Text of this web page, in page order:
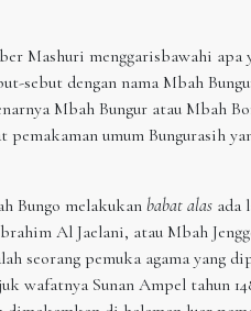
Mashuri menggarisbawahi
sebut dengan nama Mbah
Mbah Bungur atau Mbah
umum Bungurasih
Bungo melakukan babat alas ada
Al Jaelani, atau Mbah
seorang pemuka agama yang
wafatnya Sunan Ampel tahun